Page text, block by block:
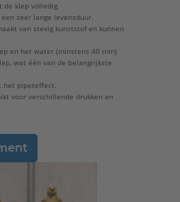
de klep volledig.
zeer lange levensduur.
van stevig kunststof en kunnen
en het water (minstens 40 mm)
wat één van de belangrijkste
het pipeteffect.
voor verschillende drukken en